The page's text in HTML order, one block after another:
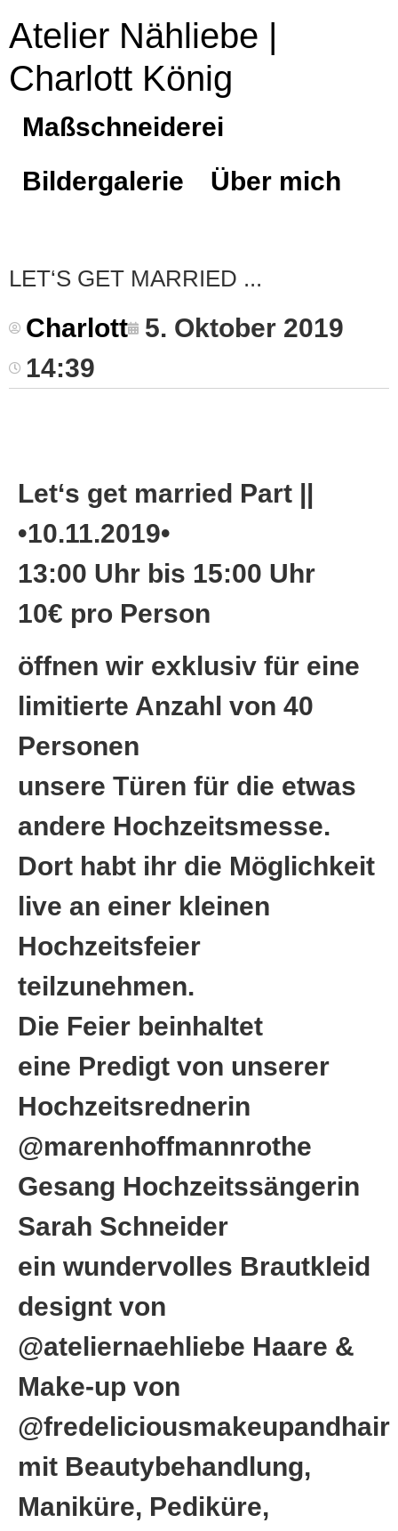
Atelier Nähliebe |
Charlott König
Maßschneiderei
Bildergalerie
Über mich
LET‘S GET MARRIED
Charlott
5. Oktober 2019
14:39
Let‘s get married Part ||
•10.11.2019•
13:00 Uhr bis 15:00 Uhr
10€ pro Person
öffnen wir exklusiv für eine
limitierte Anzahl von 40
Personen
unsere Türen für die etwas
andere Hochzeitsmesse.
Dort habt ihr die Möglichkeit
live an einer kleinen
Hochzeitsfeier
teilzunehmen.
Die Feier beinhaltet
eine Predigt von unserer
Hochzeitsrednerin
@marenhoffmannrothe
Gesang Hochzeitssängerin
Sarah Schneider
ein wundervolles Brautkleid
designt von
@ateliernaehliebe Haare &
Make-up von
@fredeliciousmakeupandhair
mit Beautybehandlung,
Maniküre, Pediküre,